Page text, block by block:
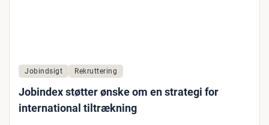
Jobindsigt Rekruttering
Jobindex støtter ønske om en strategi for
international tiltrækning